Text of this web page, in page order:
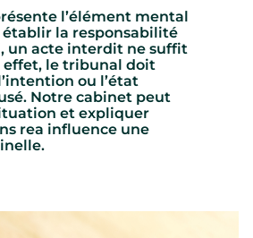
l’élément mental
établir la responsabilité
un acte interdit ne suffit
effet, le tribunal doit
ou l’état
Notre cabinet peut
et expliquer
rea influence une